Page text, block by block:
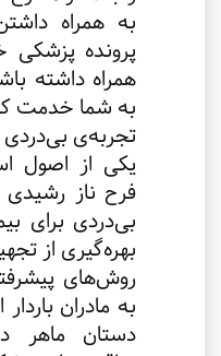
به همراه
پرونده پزشکی
همراه داشته
به شما خدمت
تجربه‌ی
یکی از اصول
فرح ناز
بی‌دردی برای
بهره‌گیری از
روش‌های
به مادران
دستان ماهر